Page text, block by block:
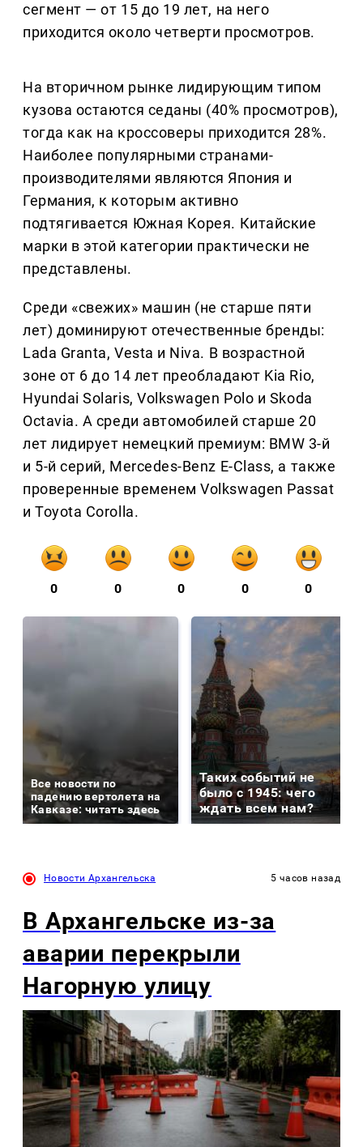
сегмент — от 15 до 19 лет, на него
приходится около четверти просмотров.
На вторичном рынке лидирующим типом
кузова остаются седаны (40% просмотров),
тогда как на кроссоверы приходится 28%.
Наиболее популярными странами-
производителями являются Япония и
Германия, к которым активно
подтягивается Южная Корея. Китайские
марки в этой категории практически не
представлены.
Среди «свежих» машин (не старше пяти
лет) доминируют отечественные бренды:
Lada Granta, Vesta и Niva. В возрастной
зоне от 6 до 14 лет преобладают Kia Rio,
Hyundai Solaris, Volkswagen Polo и Skoda
Octavia. А среди автомобилей старше 20
лет лидирует немецкий премиум: BMW 3-й
и 5-й серий, Mercedes-Benz E-Class, а также
проверенные временем Volkswagen Passat
и Toyota Corolla.
0 0 0 0 0
Все новости по
падению вертолета на
Кавказе: читать здесь
Таких событий не
было с 1945: чего
ждать всем нам?
Новости Архангельска 5 часов назад
В Архангельске из-за
аварии перекрыли
Нагорную улицу